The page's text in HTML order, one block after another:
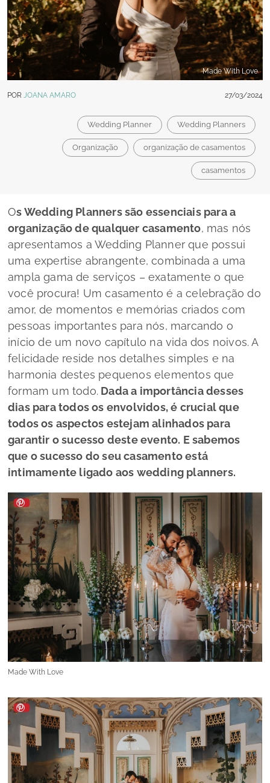
Made With Love
POR JOANA AMARO 27/03/2024
Wedding Planner Wedding Planners
Organização organização de casamentos
casamentos
Os Wedding Planners são essenciais para a
organização de qualquer casamento, mas nós
apresentamos a Wedding Planner que possui
uma expertise abrangente, combinada a uma
ampla gama de serviços – exatamente o que
você procura! Um casamento é a celebração do
amor, de momentos e memórias criados com
pessoas importantes para nós, marcando o
início de um novo capítulo na vida dos noivos. A
felicidade reside nos detalhes simples e na
harmonia destes pequenos elementos que
formam um todo. Dada a importância desses
dias para todos os envolvidos, é crucial que
todos os aspectos estejam alinhados para
garantir o sucesso deste evento. E sabemos
que o sucesso do seu casamento está
intimamente ligado aos wedding planners.
Made With Love